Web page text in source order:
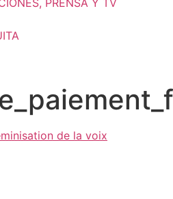
PRENSA Y TV